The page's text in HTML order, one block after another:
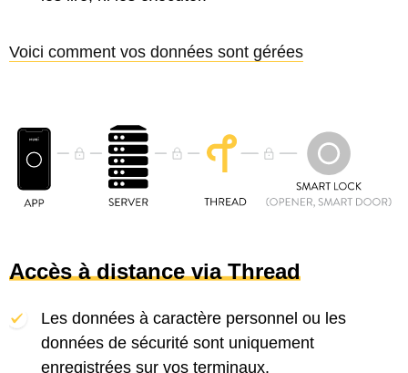
Voici comment vos données sont gérées
Accès à distance via Thread
Les données à caractère personnel ou les
données de sécurité sont uniquement
enregistrées sur vos terminaux.